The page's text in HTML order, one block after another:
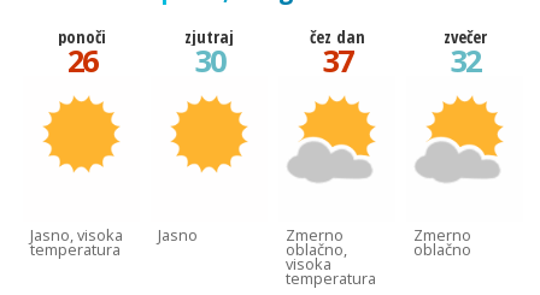
ponoči
26
Jasno, visoka
temperatura
zjutraj
30
Jasno
čez dan
37
Zmerno
oblačno,
visoka
temperatura
zvečer
32
Zmerno
oblačno